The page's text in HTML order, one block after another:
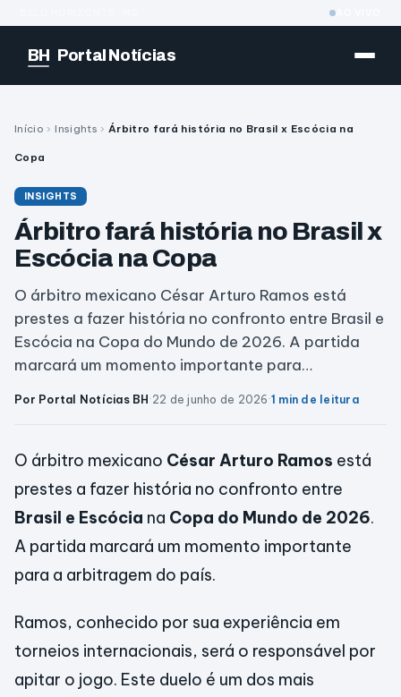
BH Portal Notícias
Início › Insights › Árbitro fará história no Brasil x Escócia na
Copa
INSIGHTS
Árbitro fará história no Brasil x
Escócia na Copa
O árbitro mexicano César Arturo Ramos está
prestes a fazer história no confronto entre Brasil e
Escócia na Copa do Mundo de 2026. A partida
marcará um momento importante para…
Por Portal Notícias BH·22 de junho de 2026·1 min de leitura
O árbitro mexicano César Arturo Ramos está
prestes a fazer história no confronto entre
Brasil e Escócia na Copa do Mundo de 2026.
A partida marcará um momento importante
para a arbitragem do país.
Ramos, conhecido por sua experiência em
torneios internacionais, será o responsável por
apitar o jogo. Este duelo é um dos mais